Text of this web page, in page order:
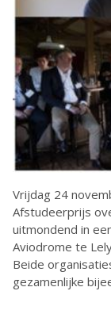
Vrijdag 24
Afstudeerprijs
uitmondend in
Aviodrome te
Beide
gezamenlijke